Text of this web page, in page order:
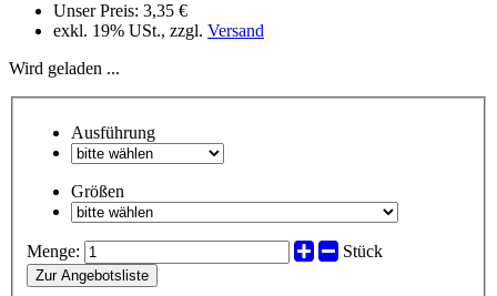
Unser Preis: 3,35 €
exkl. 19% USt., zzgl. Versand
Wird geladen ...
Ausführung
Größen
Menge: Stück
Zur Angebotsliste